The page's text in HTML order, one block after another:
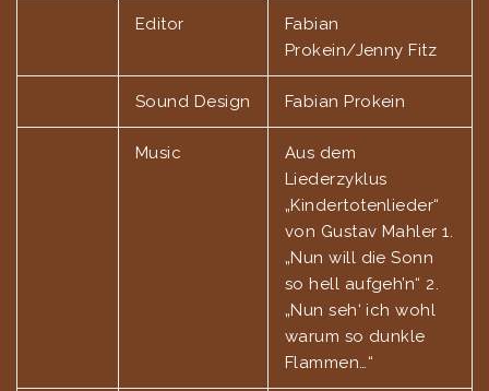
Editor
Fabian
Prokein/Jenny Fitz
Sound Design Fabian Prokein
Music
Aus dem
Liederzyklus
„Kindertotenlieder“
von Gustav Mahler 1.
„Nun will die Sonn
so hell aufgeh’n“ 2.
„Nun seh‘ ich wohl
warum so dunkle
Flammen…“